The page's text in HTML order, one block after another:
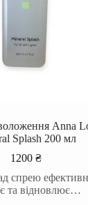
Anna
Splash 200 мл
1200 ₴
спрею
та відновлює…